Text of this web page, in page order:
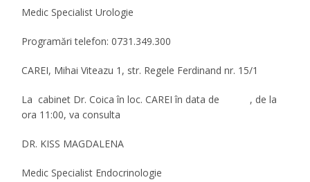
Medic Specialist Urologie
Programări telefon: 0731.349.300
CAREI, Mihai Viteazu 1, str. Regele Ferdinand nr. 15/1
La cabinet Dr. Coica înloc. CAREIîn data de , de la
ora 11:00, va consulta
DR. KISS MAGDALENA
Medic Specialist Endocrinologie